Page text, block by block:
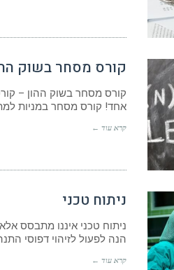
קורס מסחר בשוק
קורס מסחר בשוק ההון –
אחד! קורס מסחר במניות
קרא עוד ←
ניתוח טכני
ניתוח טכני איננו מתבסס
הנה לפעול לזיהוי דפוסי
קרא עוד ←